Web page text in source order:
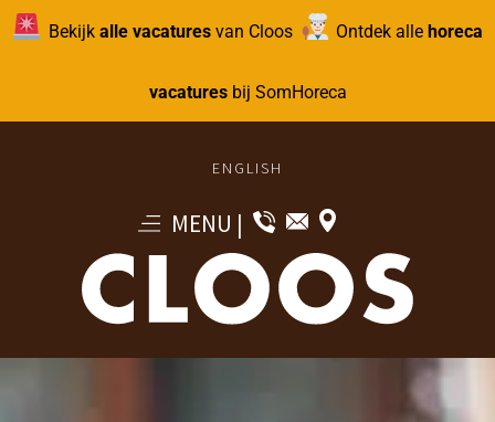
Bekijk alle vacatures van Cloos Ontdek allehoreca
vacaturesbij SomHoreca
ENGLISH
MENU |